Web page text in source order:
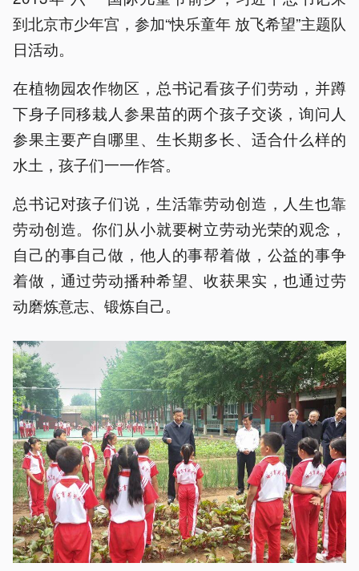
到北京市少年宫，参加“快乐童年 放飞希望”主题队
日活动。
在植物园农作物区，总书记看孩子们劳动，并蹲
下身子同移栽人参果苗的两个孩子交谈，询问人
参果主要产自哪里、生长期多长、适合什么样的
水土，孩子们一一作答。
总书记对孩子们说，生活靠劳动创造，人生也靠
劳动创造。你们从小就要树立劳动光荣的观念，
自己的事自己做，他人的事帮着做，公益的事争
着做，通过劳动播种希望、收获果实，也通过劳
动磨炼意志、锻炼自己。